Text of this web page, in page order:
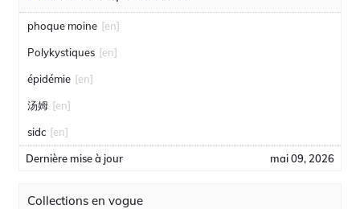
phoque moine [en]
Polykystiques [en]
épidémie [en]
汤姆 [en]
sidc [en]
Dernière mise à jour mai 09, 2026
Collections en vogue